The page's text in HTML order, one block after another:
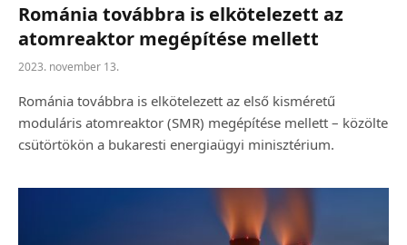
Románia továbbra is elkötelezett az
atomreaktor megépítése mellett
2023. november 13.
Románia továbbra is elkötelezett az első kisméretű
moduláris atomreaktor (SMR) megépítése mellett – közölte
csütörtökön a bukaresti energiaügyi minisztérium.